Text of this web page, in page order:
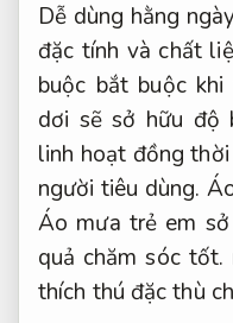
Dễ dùng hằng
đặc tính và chất
buộc bắt buộc
dơi sẽ sở hữu độ
linh hoạt đồng
người tiêu dùng.
Áo mưa trẻ em
quả chăm sóc tốt.
thích thú đặc thù